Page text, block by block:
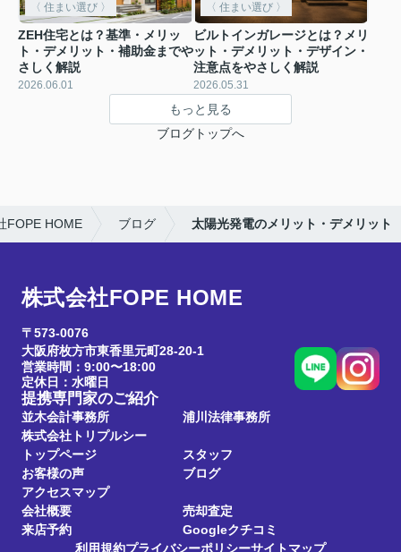
〈 住まい選び 〉
ZEH住宅とは？基準・メリッ
ト・デメリット・補助金までや
さしく解説
2026.06.01
〈 住まい選び 〉
ビルトインガレージとは？メリ
ット・デメリット・デザイン・
注意点をやさしく解説
2026.05.31
もっと見る
ブログトップへ
FOPE HOME ブログ 太陽光発電のメリット・デメリット
株式会社FOPE HOME
〒573-0076
大阪府枚方市東香里元町28-20-1
営業時間：9:00〜18:00
定休日：水曜日
提携専門家のご紹介
並木会計事務所
浦川法律事務所
株式会社トリプルシー
トップページ
スタッフ
お客様の声
ブログ
アクセスマップ
会社概要
売却査定
来店予約
Googleクチコミ
利用規約プライバシーポリシーサイトマップ